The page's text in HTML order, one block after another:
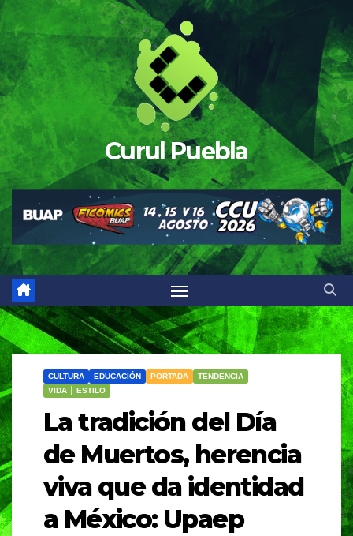
Saltar
al
contenido
Curul Puebla
CULTURA EDUCACIÓN PORTADA
TENDENCIA
VIDA │ ESTILO
La tradición del Día
de Muertos, herencia
viva que da identidad
a México: Upaep